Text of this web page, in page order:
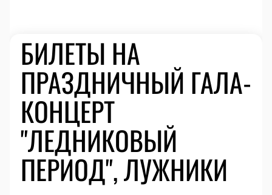
БИЛЕТЫ НА
ПРАЗДНИЧНЫЙ ГАЛА-
КОНЦЕРТ
"ЛЕДНИКОВЫЙ
ПЕРИОД", ЛУЖНИКИ